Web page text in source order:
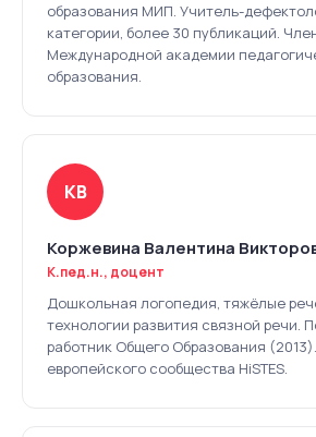
образования МИП. Учитель-
категории, более 30 публикаций.
Международной академии
образования.
КВ
Коржевина Валентина
К.пед.н., доцент
Дошкольная логопедия, тяжёлые
технологии развития связной речи.
работник Общего Образования
европейского сообщества HiSTES.